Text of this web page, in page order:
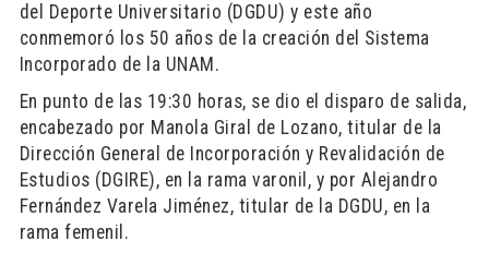
del Deporte Universitario (DGDU) y este año
conmemoró los 50 años de la creación del Sistema
Incorporado de la UNAM.
En punto de las 19:30 horas, se dio el disparo de salida,
encabezado por Manola Giral de Lozano, titular de la
Dirección General de Incorporación y Revalidación de
Estudios (DGIRE), en la rama varonil, y por Alejandro
Fernández Varela Jiménez, titular de la DGDU, en la
rama femenil.